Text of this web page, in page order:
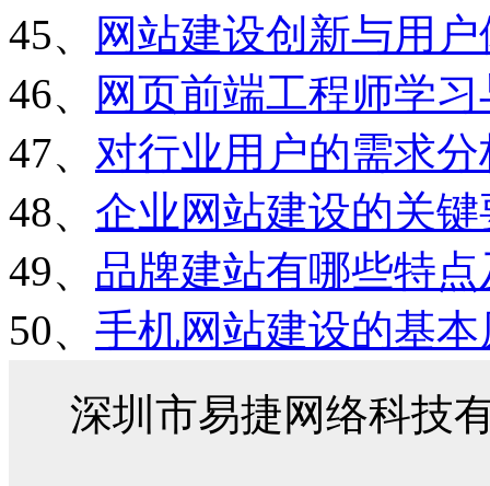
45、
网站建设创新与用
46、
网页前端工程师学
47、 对行业用户的需求
48、 企业网站建设的关
49、 品牌建站有哪些特
50、 手机网站建设的基本
深圳市易捷网络科